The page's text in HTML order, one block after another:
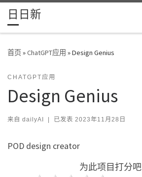
Skip to content
日日新
首页»ChatGPT应用 »Design Genius
CHATGPT应用
Design Genius
来自 dailyAI | 已发表 2023年11月28日
POD design creator
为此项目打分吧